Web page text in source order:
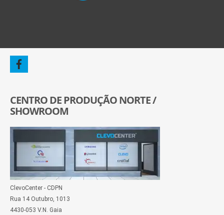
CENTRO DE PRODUÇÃO NORTE /
SHOWROOM
ClevoCenter - CDPN
Rua 14 Outubro, 1013
4430-053 V.N. Gaia